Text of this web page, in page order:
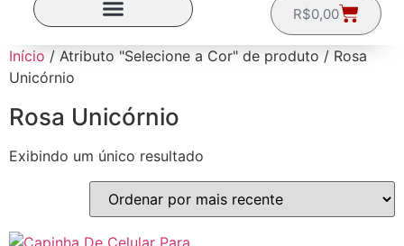
R$0,00
Início / Atributo "Selecione a Cor" de produto / Rosa
Unicórnio
Rosa Unicórnio
Exibindo um único resultado